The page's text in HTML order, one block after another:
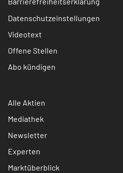
Datenschutzeinstellungen
Videotext
Offene Stellen
Abo kündigen
Alle Aktien
Mediathek
Newsletter
Experten
Marktüberblick